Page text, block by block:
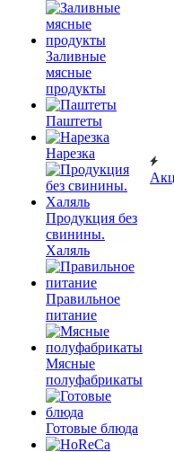
Заливные
мясные
продукты
Паштеты
Нарезка
Продукция без
свинины.
Халяль
Правильное
питание
Мясные
полуфабрикаты
Готовые блюда